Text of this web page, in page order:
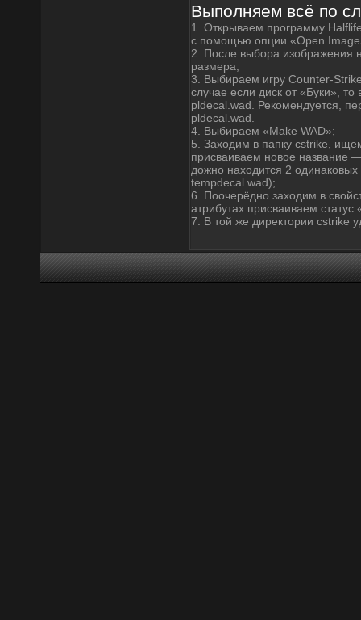
Выполняем всё по
1. Открываем программу
с помощью опции «Open
2. После выбора изображения
размера;
3. Выбираем игру Counter-
случае если диск от «Буки»,
pldecal.wad. Рекомендуется,
pldecal.wad.
4. Выбираем «Make WAD»;
5. Заходим в папку cstrike,
присваиваем новое название
дожно находится 2
tempdecal.wad);
6. Поочерёдно заходим в
атрибутах присваиваем статус
7. В той же директории cstrike